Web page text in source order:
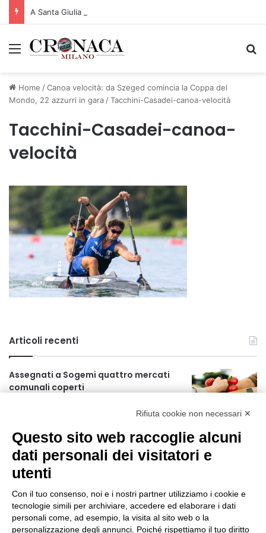
Menu
Home /Canoa velocità: da Szeged comincia la Coppa del
Mondo, 22 azzurri in gara /Tacchini-Casadei-canoa-velocità
Tacchini-Casadei-canoa-
velocità
Articoli recenti
Assegnati a Sogemi quattro mercati
comunali coperti
Guidi Cingolani, Zampori e Marchelli
8 ore fa
Piano straordinario casa, aperti
concorsi internazionali
1 giorno fa
Rifiuta cookie non necessari ✕
Questo sito web raccoglie alcuni
dati personali dei visitatori e
utenti
Con il tuo consenso, noi e i nostri partner utilizziamo i cookie e
tecnologie simili per archiviare, accedere ed elaborare i dati
personali come, ad esempio, la visita al sito web o la
personalizzazione degli annunci. Poiché rispettiamo il tuo diritto